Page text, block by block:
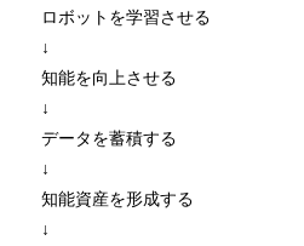
ロボットを学習させる
↓
知能を向上させる
↓
データを蓄積する
↓
知能資産を形成する
↓